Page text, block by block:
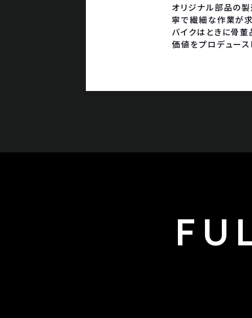
オリジナル部品の
寧で繊細な作業が求
バイクはときに骨
価値をプロデュース